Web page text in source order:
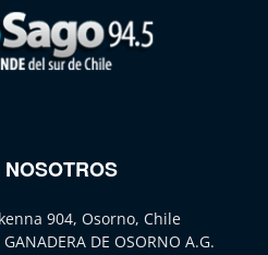
904, Osorno, Chile
DE OSORNO A.G.